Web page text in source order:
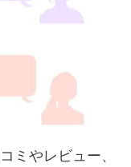
ミやレビュー、